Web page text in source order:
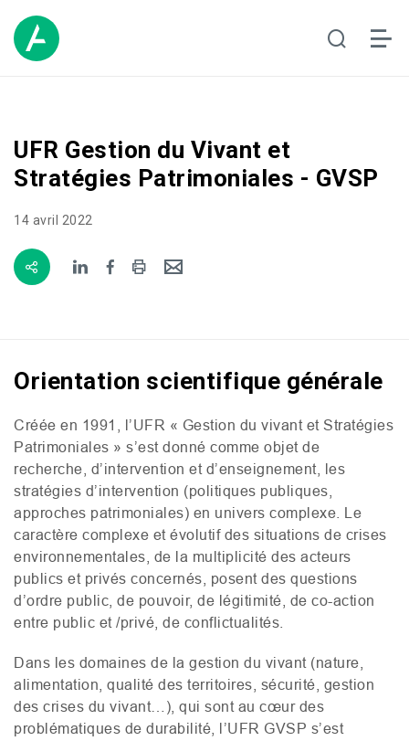
UFR Gestion du Vivant et
Stratégies Patrimoniales - GVSP
14 avril 2022
Orientation scientifique générale
Créée en 1991, l’UFR « Gestion du vivant et Stratégies
Patrimoniales » s’est donné comme objet de
recherche, d’intervention et d’enseignement, les
stratégies d’intervention (politiques publiques,
approches patrimoniales) en univers complexe. Le
caractère complexe et évolutif des situations de crises
environnementales, de la multiplicité des acteurs
publics et privés concernés, posent des questions
d’ordre public, de pouvoir, de légitimité, de co-action
entre public et /privé, de conflictualités.
Dans les domaines de la gestion du vivant (nature,
alimentation, qualité des territoires, sécurité, gestion
des crises du vivant…), qui sont au cœur des
problématiques de durabilité, l’UFR GVSP s’est